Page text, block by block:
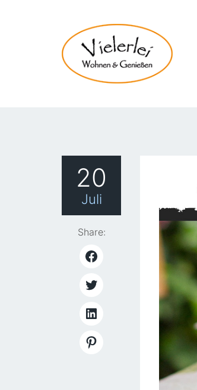
20
Juli
Share: